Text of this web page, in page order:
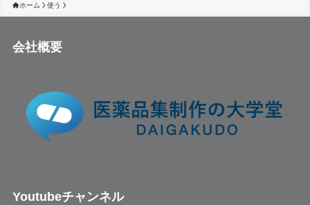
ホーム 使う
会社概要
Youtubeチャンネル